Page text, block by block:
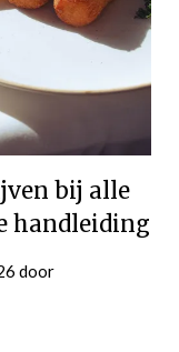
bij alle
handleiding
door